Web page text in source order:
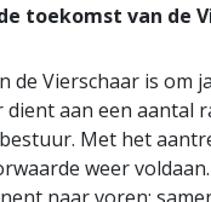
toekomst van de
de Vierschaar is
aan een aantal
Met het
weer